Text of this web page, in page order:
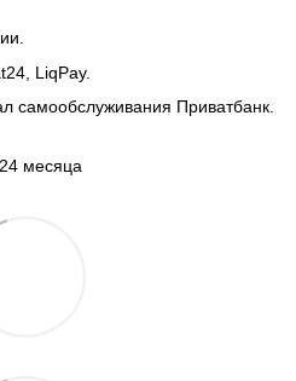
LiqPay.
самообслуживания Приватбанк.
месяца